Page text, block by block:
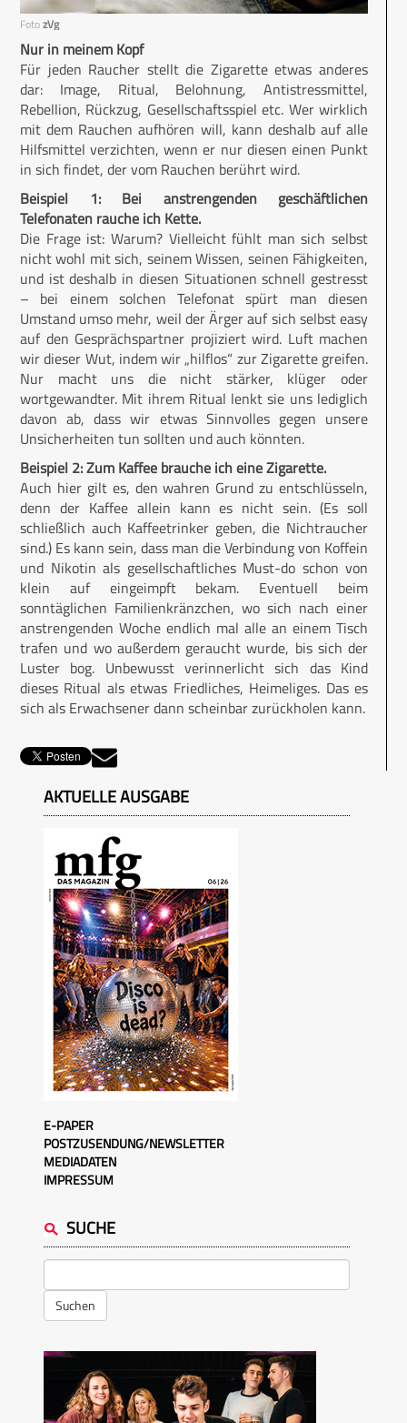
FotozVg
Nur in meinem Kopf
Für jeden Raucher stellt die Zigarette etwas anderes
dar: Image, Ritual, Belohnung, Antistressmittel,
Rebellion, Rückzug, Gesellschaftsspiel etc. Wer wirklich
mit dem Rauchen aufhören will, kann deshalb auf alle
Hilfsmittel verzichten, wenn er nur diesen einen Punkt
in sich findet, der vom Rauchen berührt wird.
Beispiel 1: Bei anstrengenden geschäftlichen
Telefonaten rauche ich Kette.
Die Frage ist: Warum? Vielleicht fühlt man sich selbst
nicht wohl mit sich, seinem Wissen, seinen Fähigkeiten,
und ist deshalb in diesen Situationen schnell gestresst
– bei einem solchen Telefonat spürt man diesen
Umstand umso mehr, weil der Ärger auf sich selbst easy
auf den Gesprächspartner projiziert wird. Luft machen
wir dieser Wut, indem wir „hilflos“ zur Zigarette greifen.
Nur macht uns die nicht stärker, klüger oder
wortgewandter. Mit ihrem Ritual lenkt sie uns lediglich
davon ab, dass wir etwas Sinnvolles gegen unsere
Unsicherheiten tun sollten und auch könnten.
Beispiel 2: Zum Kaffee brauche ich eine Zigarette.
Auch hier gilt es, den wahren Grund zu entschlüsseln,
denn der Kaffee allein kann es nicht sein. (Es soll
schließlich auch Kaffeetrinker geben, die Nichtraucher
sind.) Es kann sein, dass man die Verbindung von Koffein
und Nikotin als gesellschaftliches Must-do schon von
klein auf eingeimpft bekam. Eventuell beim
sonntäglichen Familienkränzchen, wo sich nach einer
anstrengenden Woche endlich mal alle an einem Tisch
trafen und wo außerdem geraucht wurde, bis sich der
Luster bog. Unbewusst verinnerlicht sich das Kind
dieses Ritual als etwas Friedliches, Heimeliges. Das es
sich als Erwachsener dann scheinbar zurückholen kann.
AKTUELLE AUSGABE
E-PAPER
POSTZUSENDUNG/NEWSLETTER
MEDIADATEN
IMPRESSUM
SUCHE
Suchen